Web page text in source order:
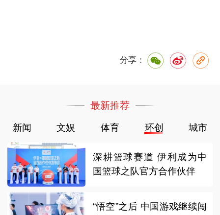
分享：
最新推荐
新闻 文娱 体育 环创 城市
深耕篮球赛道 伊利成为中
国篮球之队官方合作伙伴
“悟空”之后 中国游戏继续闯